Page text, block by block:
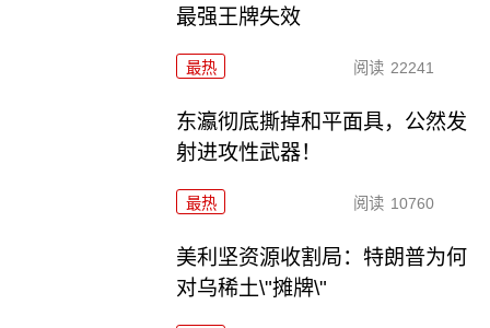
最强王牌失效
最热 阅读 22241
东瀛彻底撕掉和平面具，公然发
射进攻性武器！
最热 阅读 10760
美利坚资源收割局：特朗普为何
对乌稀土\"摊牌\"